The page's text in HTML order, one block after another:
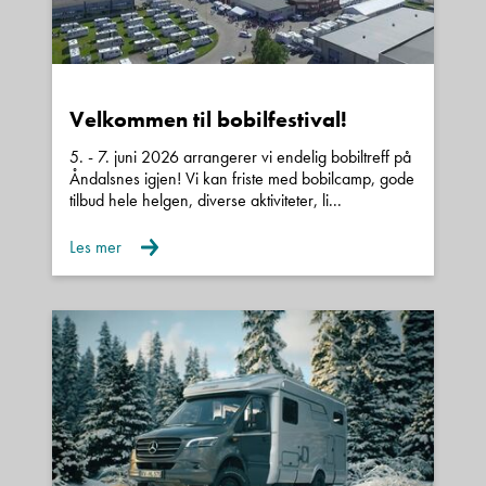
Telefon/Mobil
Denne siden er beskyttet av reCAPTCHA og Google
Personvernerklæringog Vilkår for bruk er gjeldende.
Kontakt avdeling
Velkommen til bobilfestival!
5. - 7. juni 2026 arrangerer vi endelig bobiltreff på
Åndalsnes igjen! Vi kan friste med bobilcamp, gode
tilbud hele helgen, diverse aktiviteter, li...
Les mer